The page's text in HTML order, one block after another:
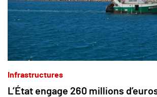
Infrastructures
L’État engage 260 millions